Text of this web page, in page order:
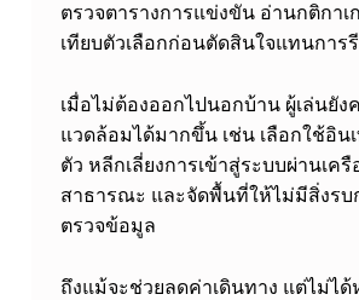
ตรวจตารางการแข่งขัน อ่านกติกาเ
เทียบตัวเลือกก่อนตัดสินใจแทนการ
เมื่อไม่ต้องออกไปนอกบ้าน ผู้เล่นยั
แวดล้อมได้มากขึ้น เช่น เลือกใช้อิน
ตัว หลีกเลี่ยงการเข้าสู่ระบบผ่านเครื
สาธารณะ และจัดพื้นที่ให้ไม่มีสิ่งรบ
ตรวจข้อมูล
ถึงแม้จะช่วยลดค่าเดินทาง แต่ไม่ไ